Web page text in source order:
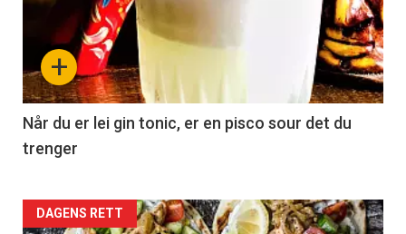
+
Når du er lei gin tonic, er en pisco sour det du
trenger
Forsiden
DAGENS RETT